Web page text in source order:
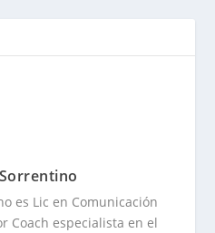
es Lic en Comunicación
Coach especialista en el